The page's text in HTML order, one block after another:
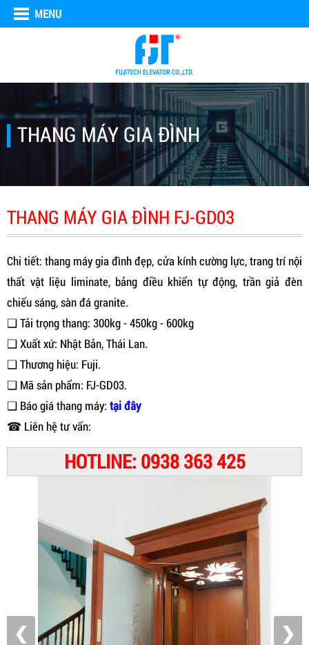
MENU
THANG MÁY GIA ĐÌNH
THANG MÁY GIA ĐÌNH FJ-GD03
Chi tiết: thang máy gia đình đẹp, cửa kính cường lực, trang trí nội
thất vật liệu liminate, bảng điều khiển tự động, trần giả đèn
chiếu sáng, sàn đá granite.
❑ Tải trọng thang: 300kg - 450kg - 600kg
❑ Xuất xứ: Nhật Bản, Thái Lan.
❑ Thương hiệu: Fuji.
❑ Mã sản phẩm: FJ-GD03.
❑ Báo giá thang máy: tại đây
☎ Liên hệ tư vấn:
HOTLINE: 0938 363 425
❮ ❯